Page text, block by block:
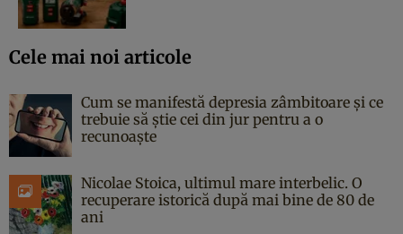
Cele mai noi articole
Cum se manifestă depresia zâmbitoare și ce
trebuie să știe cei din jur pentru a o
recunoaște
Nicolae Stoica, ultimul mare interbelic. O
recuperare istorică după mai bine de 80 de
ani